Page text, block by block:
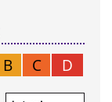
B C
D